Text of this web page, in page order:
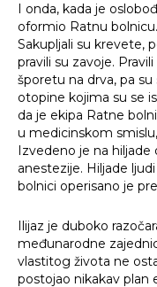
I onda, kada je
oformio Ratnu
Sakupljali su krevete,
pravili su zavoje.
šporetu na drva, pa su
otopine kojima su se
da je ekipa Ratne
u medicinskom
Izvedeno je na
anestezije. Hiljade
bolnici operisano je
Ilijaz je duboko
međunarodne
vlastitog života ne
postojao nikakav plan